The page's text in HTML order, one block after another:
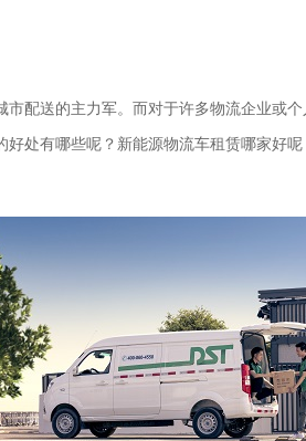
市配送的主力军。而对于许多物流企业或
处有哪些呢？新能源物流车租赁哪家好呢